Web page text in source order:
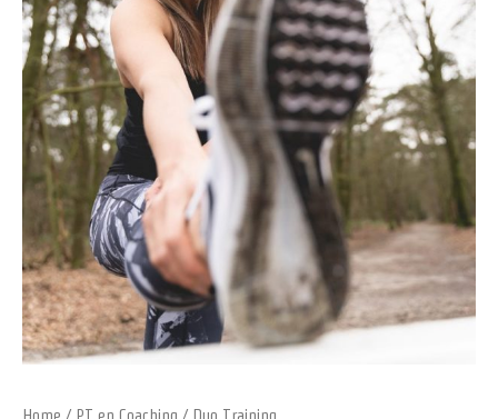
Home / PT en Coaching / Duo Training